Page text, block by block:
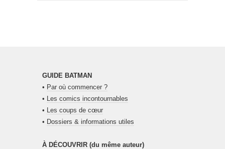
GUIDE BATMAN
• Par où commencer ?
• Les comics incontournables
• Les coups de cœur
• Dossiers & informations utiles
À DÉCOUVRIR (du même auteur)